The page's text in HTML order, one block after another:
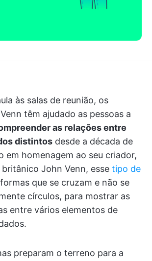
às salas de reunião, os
têm ajudado as pessoas a
as relações entre
distintos desde a década de
em homenagem ao seu criador,
John Venn, esse tipo de
que se cruzam e não se
círculos, para mostrar as
entre vários elementos de
preparam o terreno para a